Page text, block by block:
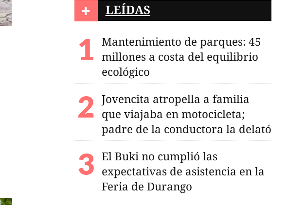
+ LEÍDAS
Mantenimiento de parques: 45
millones a costa del equilibrio
ecológico
Jovencita atropella a familia
que viajaba en motocicleta;
padre de la conductora la delató
El Buki no cumplió las
expectativas de asistencia en la
Feria de Durango